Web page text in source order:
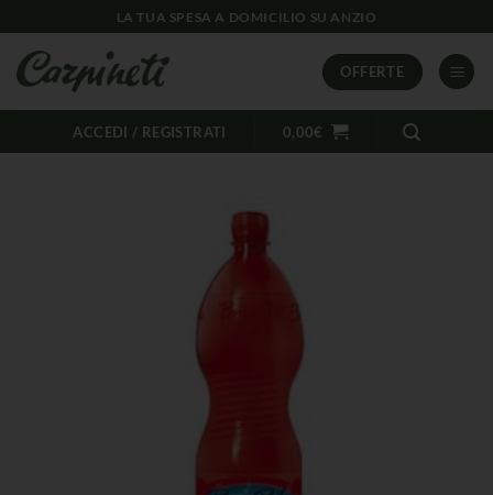
LA TUA SPESA A DOMICILIO SU ANZIO
OFFERTE
ACCEDI / REGISTRATI 0,00€